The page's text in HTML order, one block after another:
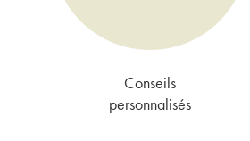
Conseils
personnalisés